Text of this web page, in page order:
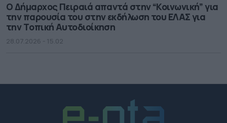
O Δήμαρχος Πειραιά απαντά στην “Κοινωνική” για
την παρουσία του στην εκδήλωση του ΕΛΑΣ για
την Τoπική Aυτοδιοίκηση
28.07.2026 - 15.02